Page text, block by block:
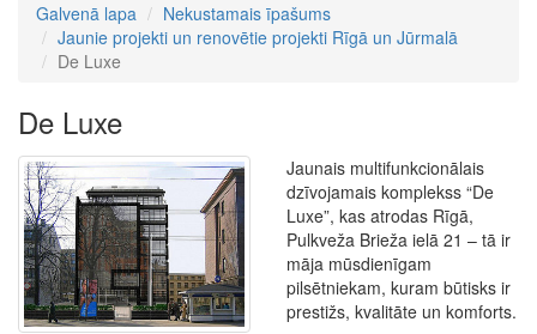
Galvenā lapa
Nekustamais īpašums
Jaunie projekti un renovētie projekti Rīgā un Jūrmalā
De Luxe
De Luxe
Jaunais multifunkcionālais
dzīvojamais komplekss “De
Luxe”, kas atrodas Rīgā,
Pulkveža Brieža ielā 21 – tā ir
māja mūsdienīgam
pilsētniekam, kuram būtisks ir
prestižs, kvalitāte un komforts.